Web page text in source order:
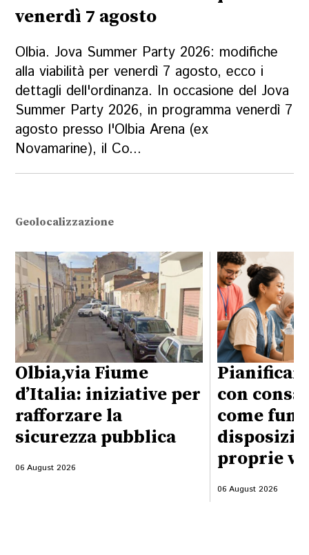
venerdì 7 agosto
Olbia. Jova Summer Party 2026: modifiche
alla viabilità per venerdì 7 agosto, ecco i
dettagli dell'ordinanza. In occasione del Jova
Summer Party 2026, in programma venerdì 7
agosto presso l'Olbia Arena (ex
Novamarine), il Co...
Geolocalizzazione
Olbia,via Fiume
d’Italia: iniziative per
rafforzare la
sicurezza pubblica
06 August 2026
con
come
proprie
06 August 2026